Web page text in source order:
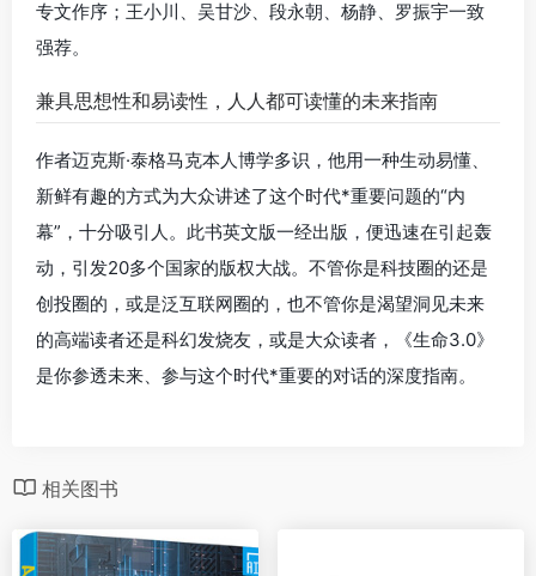
专文作序；王小川、吴甘沙、段永朝、杨静、罗振宇一致
强荐。
兼具思想性和易读性，人人都可读懂的未来指南
作者迈克斯·泰格马克本人博学多识，他用一种生动易懂、
新鲜有趣的方式为大众讲述了这个时代*重要问题的“内
幕”，十分吸引人。此书英文版一经出版，便迅速在引起轰
动，引发20多个国家的版权大战。不管你是科技圈的还是
创投圈的，或是泛互联网圈的，也不管你是渴望洞见未来
的高端读者还是科幻发烧友，或是大众读者，《生命3.0》
是你参透未来、参与这个时代*重要的对话的深度指南。
相关图书